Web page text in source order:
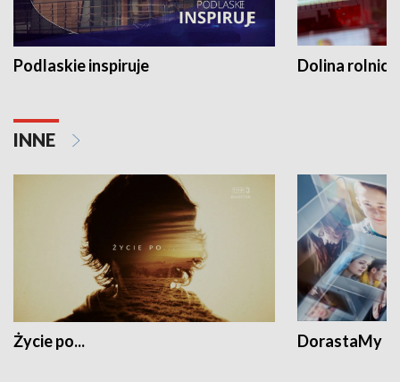
Podlaskie inspiruje Dolina
INNE
Życie po... DorastaMy